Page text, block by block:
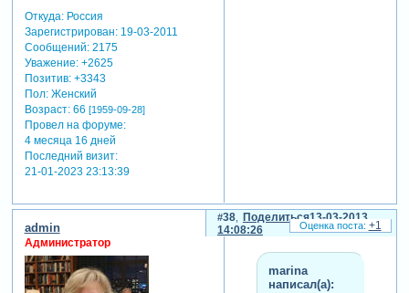
Откуда:Россия
Зарегистрирован: 19-03-2011
Сообщений:2175
Уважение: +2625
Позитив: +3343
Пол:Женский
Возраст:66 [1959-09-28]
Провел на форуме:
4 месяца 16 дней
Последний визит:
21-01-2023 23:13:39
Поделиться
38
13-03-2013
14:08:26
admin
Администратор
marina
написал(а):
+1